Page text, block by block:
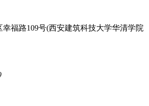
幸福路109号(西安建筑科技大学华清学院